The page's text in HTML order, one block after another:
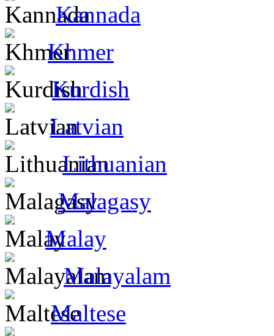
Kannada
Khmer
Kurdish
Latvian
Lithuanian
Malagasy
Malay
Malayalam
Maltese